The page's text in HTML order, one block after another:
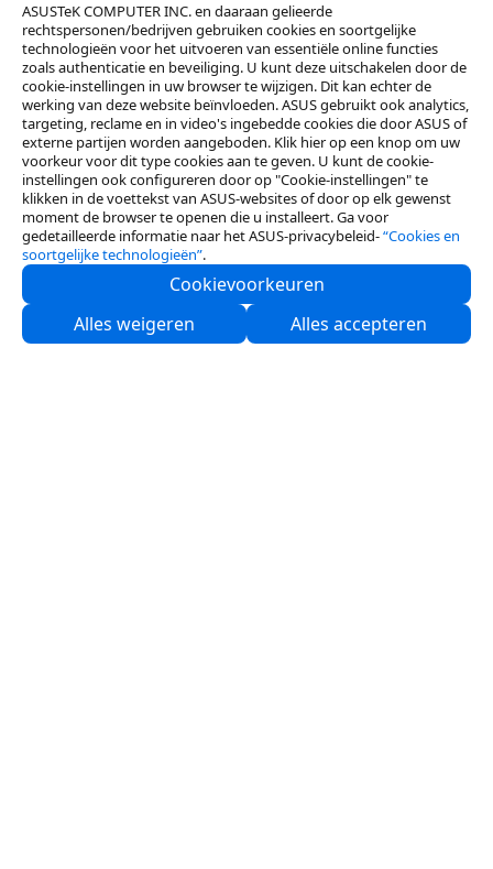
ASUSTeK COMPUTER INC. en daaraan gelieerde
rechtspersonen/bedrijven gebruiken cookies en soortgelijke
technologieën voor het uitvoeren van essentiële online functies
zoals authenticatie en beveiliging. U kunt deze uitschakelen door de
cookie-instellingen in uw browser te wijzigen. Dit kan echter de
werking van deze website beïnvloeden. ASUS gebruikt ook analytics,
targeting, reclame en in video's ingebedde cookies die door ASUS of
externe partijen worden aangeboden. Klik hier op een knop om uw
voorkeur voor dit type cookies aan te geven. U kunt de cookie-
instellingen ook configureren door op "Cookie-instellingen" te
klikken in de voettekst van ASUS-websites of door op elk gewenst
moment de browser te openen die u installeert. Ga voor
gedetailleerde informatie naar het ASUS-privacybeleid-“Cookies en
soortgelijke technologieën”.
Cookievoorkeuren
Alles weigeren
Alles accepteren
Neem contact met ons op